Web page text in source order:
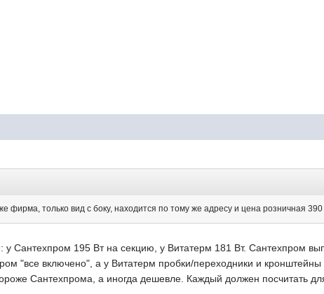
фирма, только вид с боку, находится по тому же адресу и цена розничная
Сантехпром 195 Вт на секцию, у Витатерм 181 Вт. Сантехпром
"все включено", а у Витатерм пробки/переходники и
Сантехпрома, а иногда дешевле. Каждый должен посчитать